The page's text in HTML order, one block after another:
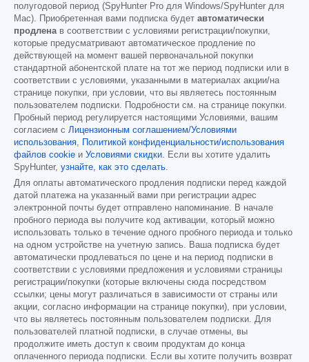
полугодовой период (SpyHunter Pro для Windows/SpyHunter для
Mac). Приобретенная вами подписка будет автоматически
продлена в соответствии с условиями регистрации/покупки,
которые предусматривают автоматическое продление по
действующей на момент вашей первоначальной покупки
стандартной абонентской плате на тот же период подписки или в
соответствии с условиями, указанными в материалах акции/на
странице покупки, при условии, что вы являетесь постоянным
пользователем подписки. Подробности см. на странице покупки.
Пробный период регулируется настоящими Условиями, вашим
согласием с Лицензионным соглашением/Условиями
использования
Политикой конфиденциальности/использования
файлов cookie и Условиями скидки . Если вы хотите удалить
SpyHunter, узнайте, как это сделать
Для оплаты автоматического продления подписки перед каждой
датой платежа на указанный вами при регистрации адрес
электронной почты будет отправлено напоминание. В начале
пробного периода вы получите код активации, который можно
использовать только в течение одного пробного периода и только
на одном устройстве на учетную запись. Ваша подписка будет
автоматически продлеваться по цене и на период подписки в
соответствии с условиями предложения и условиями страницы
регистрации/покупки (которые включены сюда посредством
ссылки; цены могут различаться в зависимости от страны или
акции, согласно информации на странице покупки), при условии,
что вы являетесь постоянным пользователем подписки. Для
пользователей платной подписки, в случае отмены, вы
продолжите иметь доступ к своим продуктам до конца
оплаченного периода подписки. Если вы хотите получить возврат